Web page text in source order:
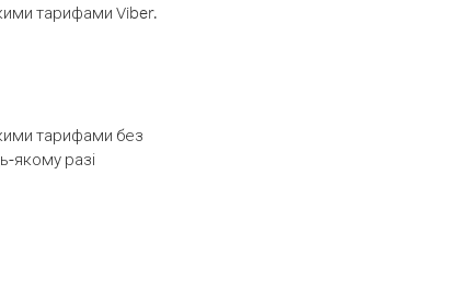
тарифами Viber.
тарифами без
якому разі